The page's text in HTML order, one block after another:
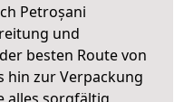
Petroșani
und
besten Route von
hin zur Verpackung